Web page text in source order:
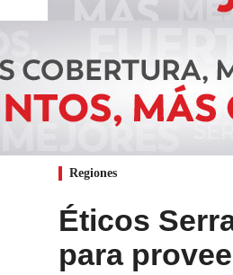
Regiones
Éticos
para